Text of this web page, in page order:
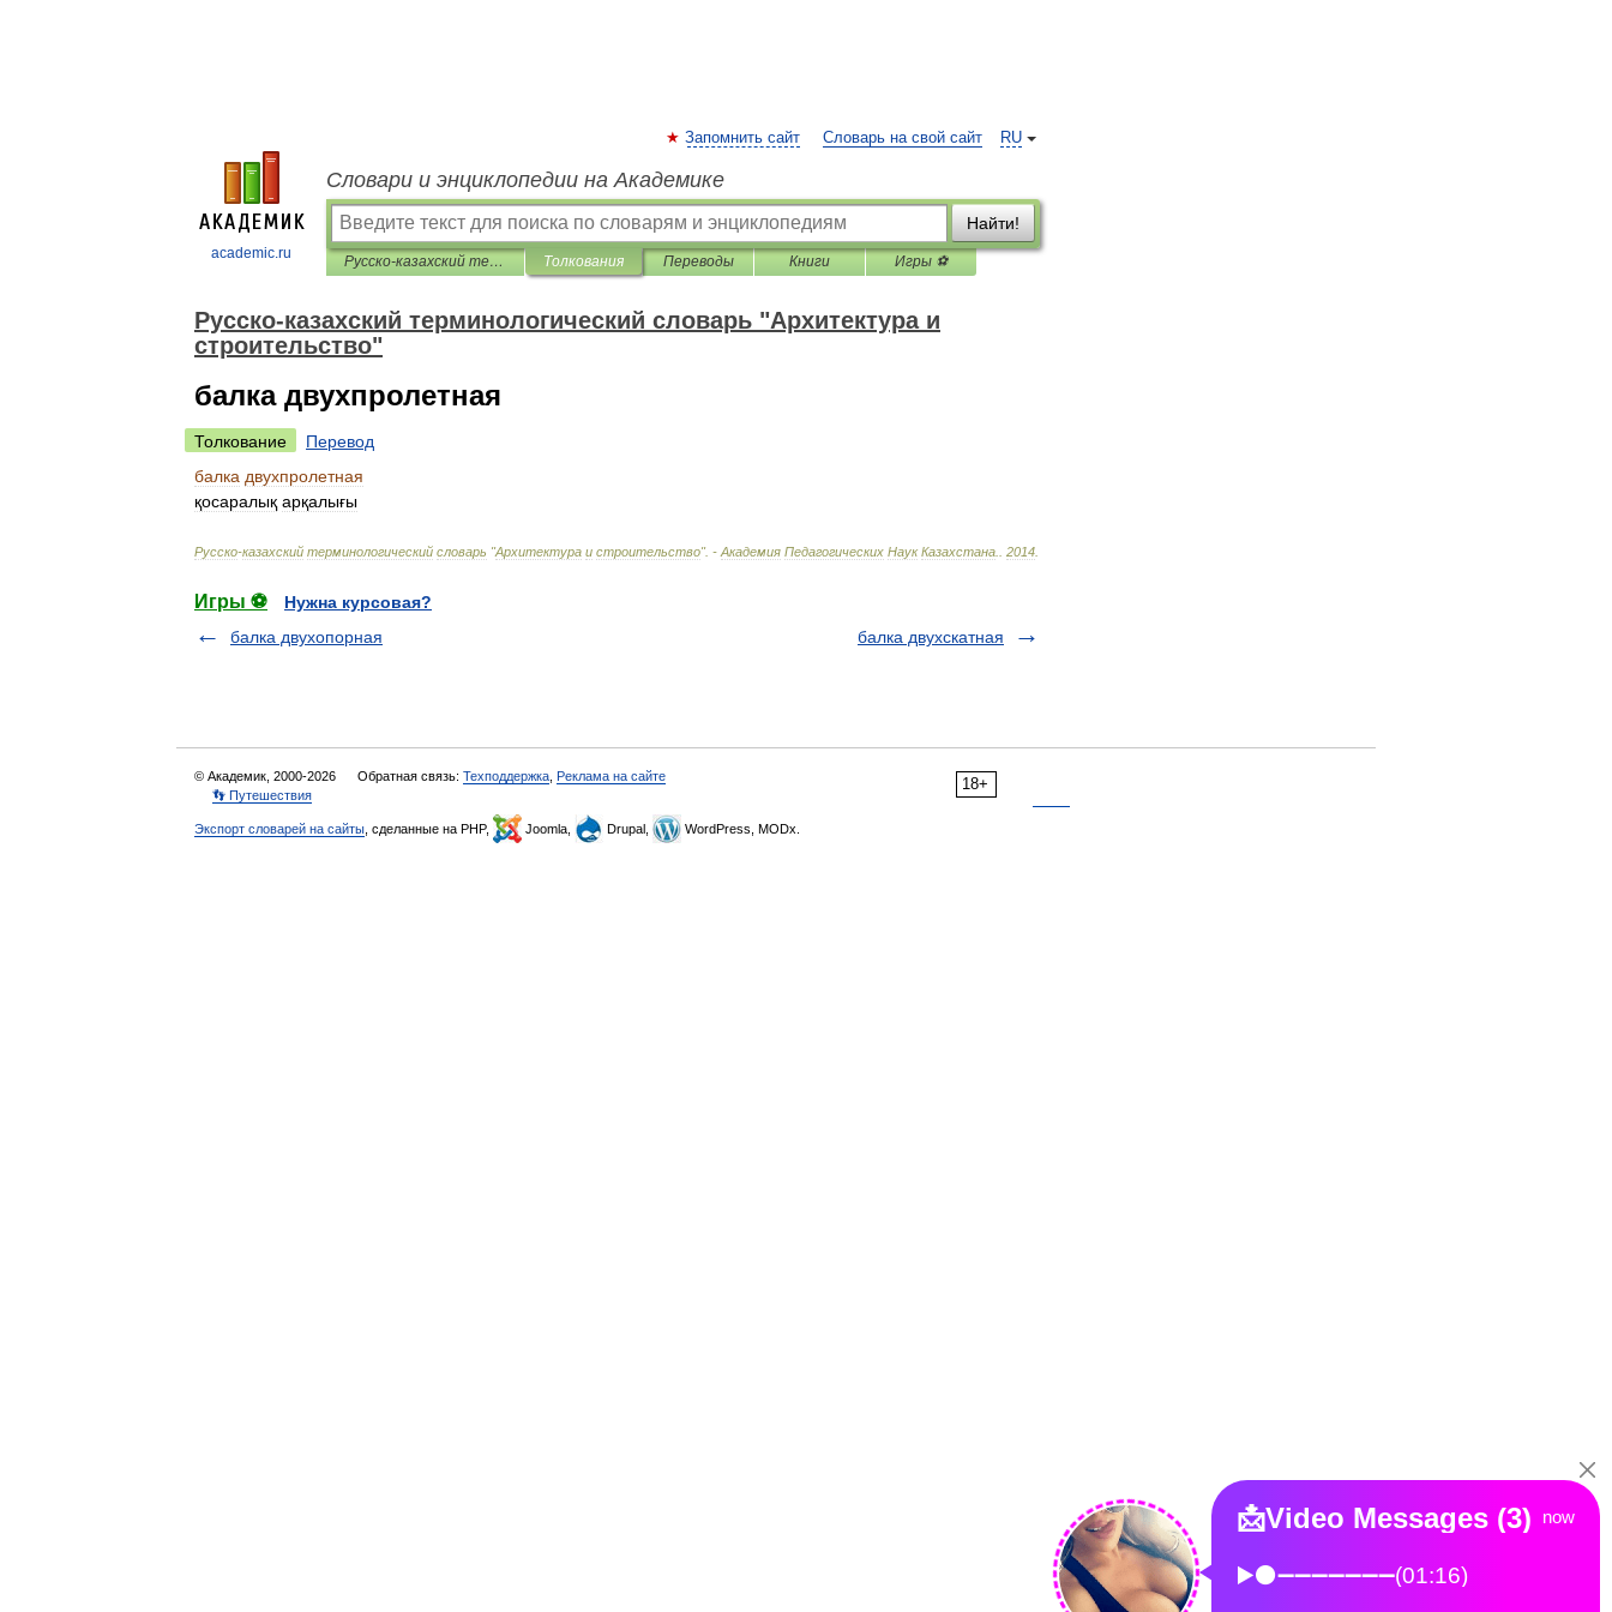
academic.ru
RU
Запомнить сайт Словарь на свой сайт
Словари и энциклопедии на Академике
Найти!
Русско-казахский терминологический словарь "Архитектура и строительство" Толкования Переводы Книги Игры ⚽
Русско-казахский терминологический словарь "Архитектура и
строительство"
балка двухпролетная
Толкование
Перевод
балка двухпролетная
қосаралық арқалығы
Русско-казахский терминологический словарь "Архитектура и строительство". - Академия Педагогических Наук Казахстана 2014
Игры ⚽
Нужна курсовая?
балка двухопорная
балка двухскатная
18+
© Академик, 2000-2026 Обратная связь: Техподдержка Реклама на сайте
👣 Путешествия
Экспорт словарей на сайты , сделанные на PHP, Joomla, Drupal, WordPress, MODx.